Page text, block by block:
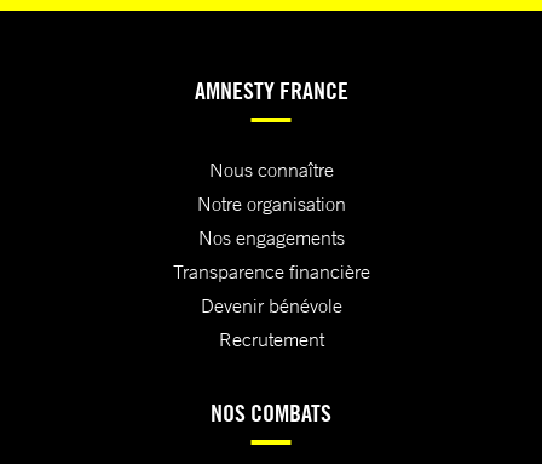
AMNESTY FRANCE
Nous connaître
Notre organisation
Nos engagements
Transparence financière
Devenir bénévole
Recrutement
NOS COMBATS